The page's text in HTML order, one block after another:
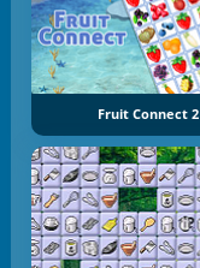
Fruit Connect 2